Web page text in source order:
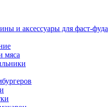
и аксессуары для фаст-фуда
мяса